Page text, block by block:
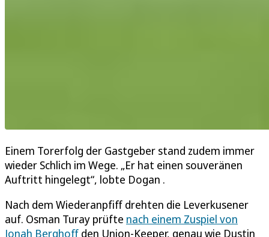
Einem Torerfolg der Gastgeber stand zudem immer
wieder Schlich im Wege. „Er hat einen souveränen
Auftritt hingelegt“, lobte Dogan .
Nach dem Wiederanpfiff drehten die Leverkusener
auf. Osman Turay prüfte nach einem Zuspiel von
Jonah Berghoff den Union-Keeper, genau wie Dustin